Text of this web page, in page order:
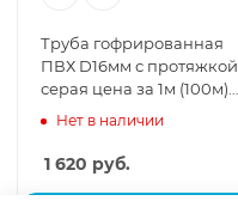
Труба гофрированная
ПВХ D16мм с протяжкой
серая цена за 1м (100м)
IEK CTG20-16-K41-100I
Нет в наличии
1 620 руб.